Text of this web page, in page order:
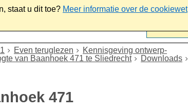
staat u dit toe? Meer informatie over de cookiewet
Even teruglezen
Kennisgeving ontwerp-
van Baanhoek 471 te Sliedrecht
Downloads
471